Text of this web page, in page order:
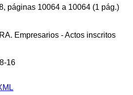
páginas 10064 a 10064 (1 pág.)
Empresarios - Actos inscritos
16